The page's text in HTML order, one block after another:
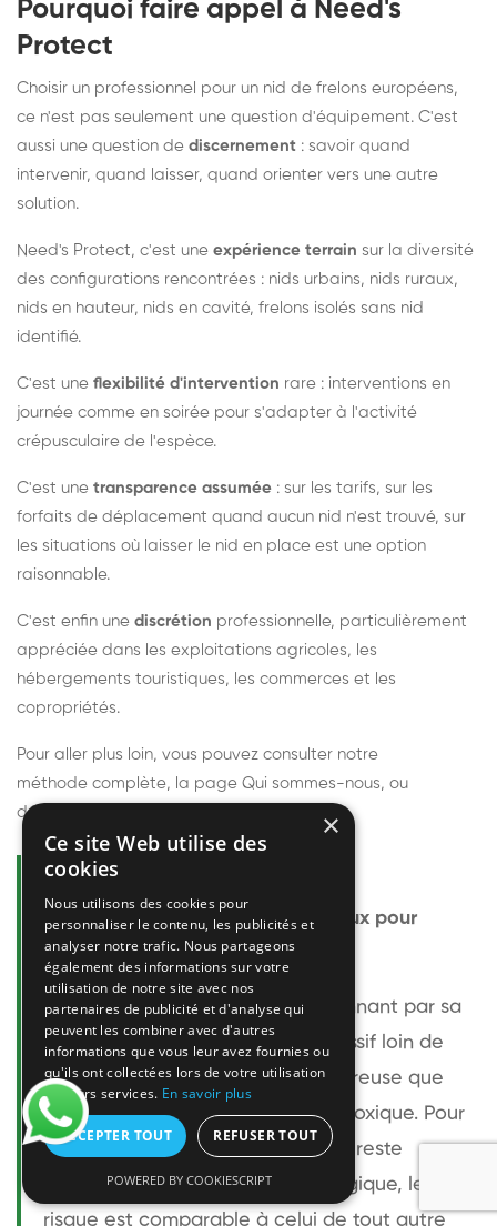
Pourquoi faire appel à Need's
Protect
Choisir un professionnel pour un nid de frelons européens,
ce n'est pas seulement une question d'équipement. C'est
aussi une question de discernement : savoir quand
intervenir, quand laisser, quand orienter vers une autre
solution.
Need's Protect, c'est une expérience terrain sur la diversité
des configurations rencontrées : nids urbains, nids ruraux,
nids en hauteur, nids en cavité, frelons isolés sans nid
identifié.
C'est une flexibilité d'intervention rare : interventions en
journée comme en soirée pour s'adapter à l'activité
crépusculaire de l'espèce.
C'est une transparence assumée : sur les tarifs, sur les
forfaits de déplacement quand aucun nid n'est trouvé, sur
les situations où laisser le nid en place est une option
raisonnable.
C'est enfin une discrétion professionnelle, particulièrement
appréciée dans les exploitations agricoles, les
hébergements touristiques, les commerces et les
copropriétés.
Pour aller plus loin, vous pouvez consulter notre
méthode complète, la page Qui sommes-nous, ou
découvrir
Questions fréquentes
Le frelon européen est-il dangereux pour
l'homme ?
Le frelon européen est impressionnant par sa
taille mais relativement peu agressif loin de
son nid. Sa piqûre est plus douloureuse que
celle d'une guêpe sans être plus toxique. Pour
une personne non allergique, elle reste
bénigne. Pour une personne allergique, le
risque est comparable à celui de tout autre
×
Ce site Web utilise des
cookies
Nous utilisons des cookies pour
personnaliser le contenu, les publicités et
analyser notre trafic. Nous partageons
également des informations sur votre
utilisation de notre site avec nos
partenaires de publicité et d'analyse qui
peuvent les combiner avec d'autres
informations que vous leur avez fournies ou
qu'ils ont collectées lors de votre utilisation
de leurs services. En savoir plus
ACCEPTER TOUT REFUSER TOUT
POWERED BY COOKIESCRIPT